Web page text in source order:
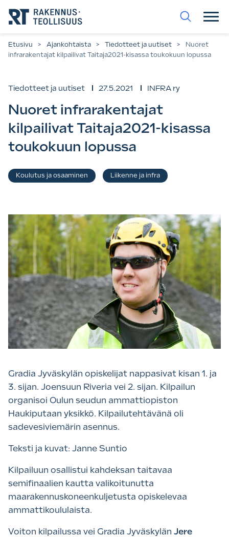
suoraan
sisältöön.
Etusivu > Ajankohtaista > Tiedotteet ja uutiset >
Nuoret
infrarakentajat kilpailivat Taitaja2021-kisassa toukokuun lopussa
Tiedotteet ja uutiset 27.5.2021 INFRA ry
Nuoret infrarakentajat
kilpailivat Taitaja2021-kisassa
toukokuun lopussa
Asiasanat
Koulutus ja osaaminen Liikenne ja infra
Gradia Jyväskylän opiskelijat nappasivat kisan 1. ja
3. sijan. Joensuun Riveria vei 2. sijan. Kilpailun
organisoi Oulun seudun ammattiopiston
Haukiputaan yksikkö. Kilpailutehtävänä oli
sadevesiviemärin asennus.
Teksti ja kuvat: Janne Suntio
Kilpailuun osallistui kahdeksan taitavaa
semifinaalien kautta valikoitunutta
maarakennuskoneenkuljetusta opiskelevaa
ammattikoululaista.
Voiton kilpailussa vei Gradia Jyväskylän Jere